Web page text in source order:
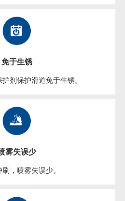
免于生锈
剂保护滑道免于生锈。
雾失误少
，喷雾失误少。